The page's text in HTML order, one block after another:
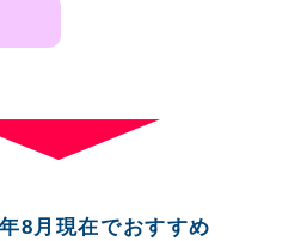
8月現在でおすすめ